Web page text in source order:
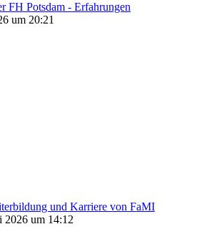
FH Potsdam - Erfahrungen
um 20:21
und Karriere von FaMI
2026 um 14:12